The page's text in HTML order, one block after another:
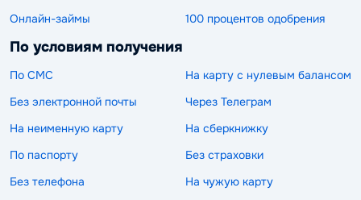
Онлайн-займы
100 процентов одобрения
По условиям получения
По СМС
На карту с нулевым балансом
Без электронной почты
Через Телеграм
На неименную карту
На сберкнижку
По паспорту
Без страховки
Без телефона
На чужую карту